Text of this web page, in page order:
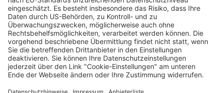
Liedermacher Falk im Freiburger
Vorderhaus
Wochenbericht 04.02.2025